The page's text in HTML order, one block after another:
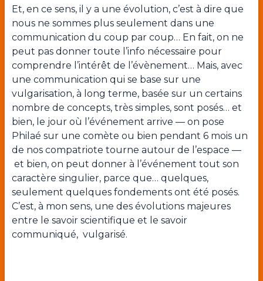
Et, en ce sens, il y a une évolution, c’est à dire que
nous ne sommes plus seulement dans une
communication du coup par coup… En fait, on ne
peut pas donner toute l’info nécessaire pour
comprendre l’intérêt de l’évènement… Mais, avec
une communication qui se base sur une
vulgarisation, à long terme, basée sur un certains
nombre de concepts, très simples, sont posés… et
bien, le jour où l’événement arrive — on pose
Philaé sur une comète ou bien pendant 6 mois un
de nos compatriote tourne autour de l’espace —
et bien, on peut donner à l’événement tout son
caractère singulier, parce que… quelques,
seulement quelques fondements ont été posés.
C’est, à mon sens, une des évolutions majeures
entre le savoir scientifique et le savoir
communiqué, vulgarisé.